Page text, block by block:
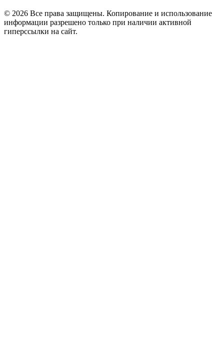
© 2026 Все права защищены. Копирование и использование
информации разрешено только при наличии активной
гиперссылки на сайт.